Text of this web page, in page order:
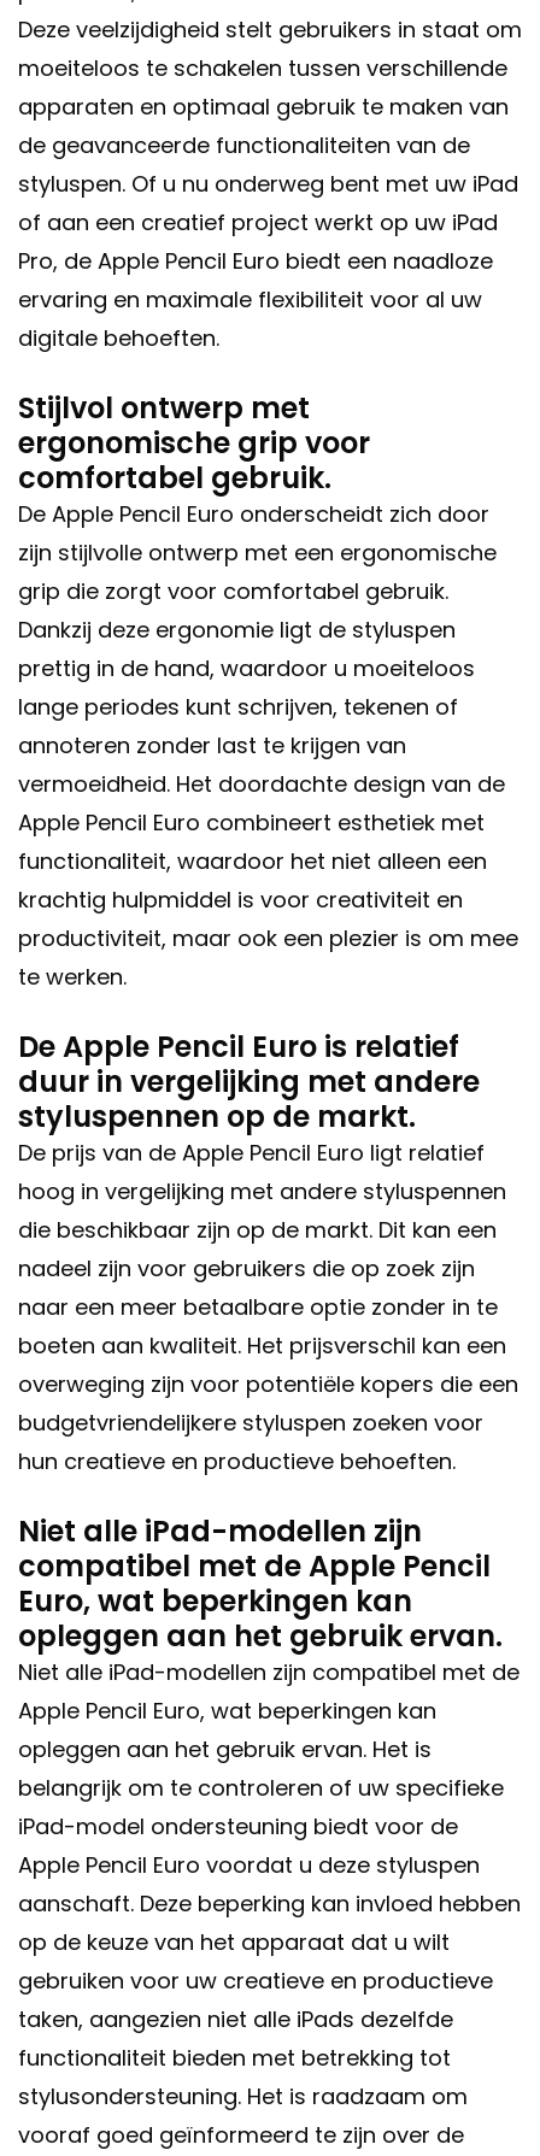
Deze veelzijdigheid stelt gebruikers in staat om
moeiteloos te schakelen tussen verschillende
apparaten en optimaal gebruik te maken van
de geavanceerde functionaliteiten van de
styluspen. Of u nu onderweg bent met uw iPad
of aan een creatief project werkt op uw iPad
Pro, de Apple Pencil Euro biedt een naadloze
ervaring en maximale flexibiliteit voor al uw
digitale behoeften.
Stijlvol ontwerp met
ergonomische grip voor
comfortabel gebruik.
De Apple Pencil Euro onderscheidt zich door
zijn stijlvolle ontwerp met een ergonomische
grip die zorgt voor comfortabel gebruik.
Dankzij deze ergonomie ligt de styluspen
prettig in de hand, waardoor u moeiteloos
lange periodes kunt schrijven, tekenen of
annoteren zonder last te krijgen van
vermoeidheid. Het doordachte design van de
Apple Pencil Euro combineert esthetiek met
functionaliteit, waardoor het niet alleen een
krachtig hulpmiddel is voor creativiteit en
productiviteit, maar ook een plezier is om mee
te werken.
De Apple Pencil Euro is relatief
duur in vergelijking met andere
styluspennen op de markt.
De prijs van de Apple Pencil Euro ligt relatief
hoog in vergelijking met andere styluspennen
die beschikbaar zijn op de markt. Dit kan een
nadeel zijn voor gebruikers die op zoek zijn
naar een meer betaalbare optie zonder in te
boeten aan kwaliteit. Het prijsverschil kan een
overweging zijn voor potentiële kopers die een
budgetvriendelijkere styluspen zoeken voor
hun creatieve en productieve behoeften.
Niet alle iPad-modellen zijn
compatibel met de Apple Pencil
Euro, wat beperkingen kan
opleggen aan het gebruik ervan.
Niet alle iPad-modellen zijn compatibel met de
Apple Pencil Euro, wat beperkingen kan
opleggen aan het gebruik ervan. Het is
belangrijk om te controleren of uw specifieke
iPad-model ondersteuning biedt voor de
Apple Pencil Euro voordat u deze styluspen
aanschaft. Deze beperking kan invloed hebben
op de keuze van het apparaat dat u wilt
gebruiken voor uw creatieve en productieve
taken, aangezien niet alle iPads dezelfde
functionaliteit bieden met betrekking tot
stylusondersteuning. Het is raadzaam om
vooraf goed geïnformeerd te zijn over de